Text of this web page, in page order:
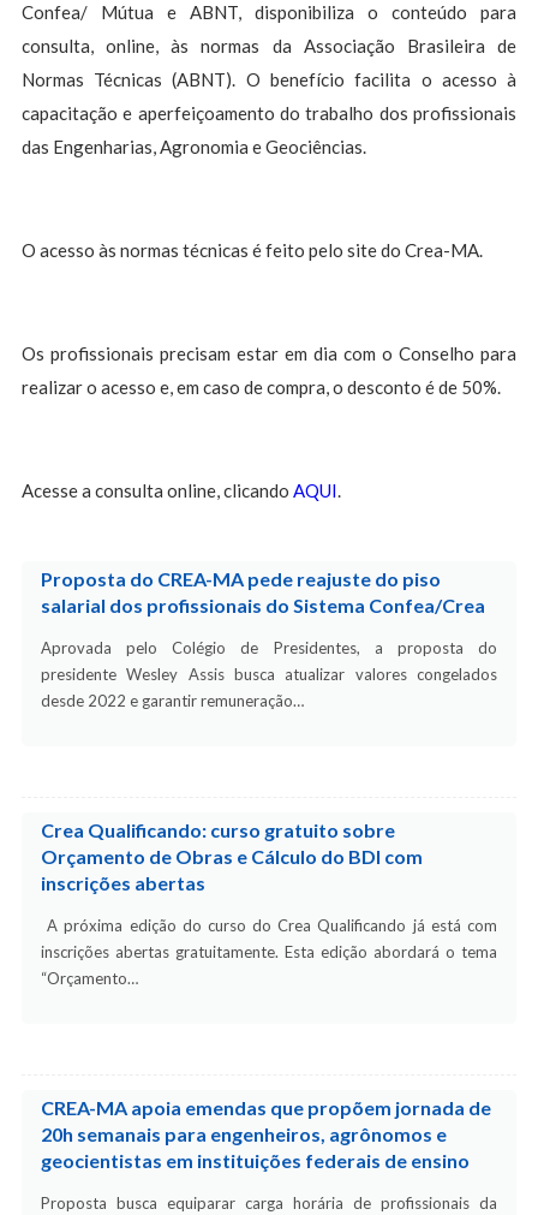
Confea/ Mútua e ABNT, disponibiliza o conteúdo para
consulta, online, às normas da Associação Brasileira de
Normas Técnicas (ABNT). O benefício facilita o acesso à
capacitação e aperfeiçoamento do trabalho dos profissionais
das Engenharias, Agronomia e Geociências.
O acesso às normas técnicas é feito pelo site do Crea-MA.
Os profissionais precisam estar em dia com o Conselho para
realizar o acesso e, em caso de compra, o desconto é de 50%.
Acesse a consulta online, clicando AQUI.
Proposta do CREA-MA pede reajuste do piso
salarial dos profissionais do Sistema Confea/Crea
Aprovada pelo Colégio de Presidentes, a proposta do
presidente Wesley Assis busca atualizar valores congelados
desde 2022 e garantir remuneração…
Crea Qualificando: curso gratuito sobre
Orçamento de Obras e Cálculo do BDI com
inscrições abertas
A próxima edição do curso do Crea Qualificando já está com
inscrições abertas gratuitamente. Esta edição abordará o tema
“Orçamento…
CREA-MA apoia emendas que propõem jornada de
20h semanais para engenheiros, agrônomos e
geocientistas em instituições federais de ensino
Proposta busca equiparar carga horária de profissionais da